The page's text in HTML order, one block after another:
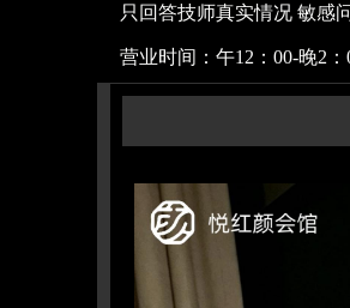
只回答技师真实情况 敏感
营业时间：午12：00-晚2：